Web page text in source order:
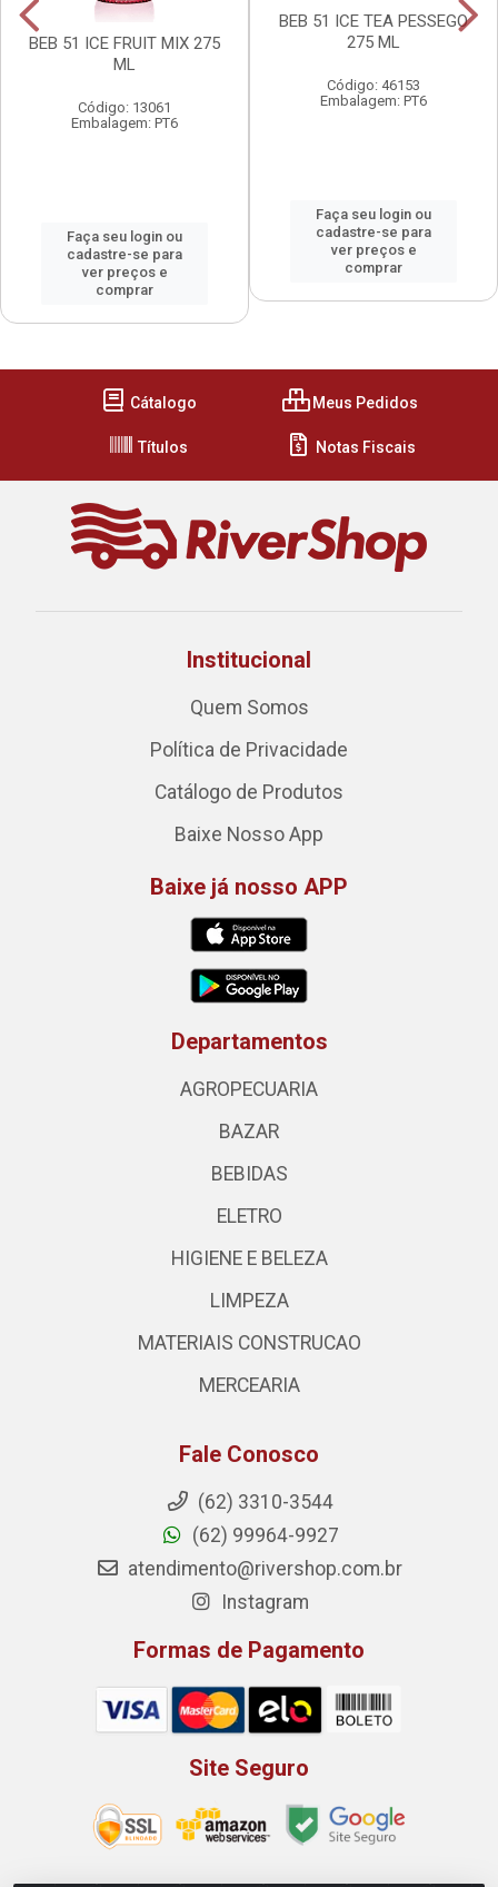
BEB 51 ICE FRUIT MIX 275
ML
Código: 13061
Embalagem: PT6
Faça seu login ou
cadastre-se para
ver preços e
comprar
BEB 51 ICE TEA PESSEGO
275 ML
Código: 46153
Embalagem: PT6
Faça seu login ou
cadastre-se para
ver preços e
comprar
Cátalogo Meus Pedidos
Títulos Notas Fiscais
Institucional
Quem Somos
Política de Privacidade
Catálogo de Produtos
Baixe Nosso App
Baixe já nosso APP
Departamentos
AGROPECUARIA
BAZAR
BEBIDAS
ELETRO
HIGIENE E BELEZA
LIMPEZA
MATERIAIS CONSTRUCAO
MERCEARIA
Fale Conosco
(62) 3310-3544
(62) 99964-9927
atendimento@rivershop.com.br
Instagram
Formas de Pagamento
Site Seguro